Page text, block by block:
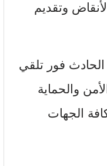
وتقديم
فور تلقي
والحماية
الجهات